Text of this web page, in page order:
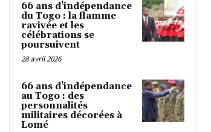
66 ans d’indépendance
du Togo : la flamme
ravivée et les
célébrations se
poursuivent
28 avril 2026
66 ans d’indépendance
au Togo : des
personnalités
militaires décorées à
Lomé